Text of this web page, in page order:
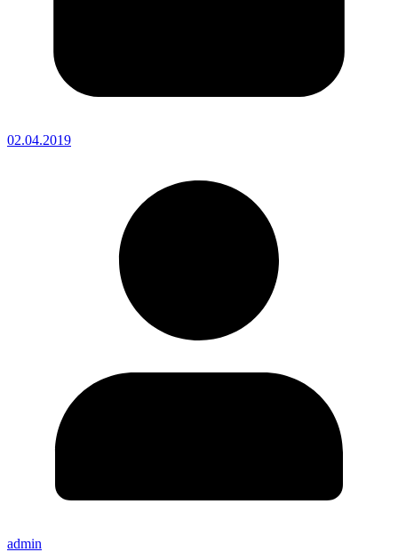
02.04.2019
admin